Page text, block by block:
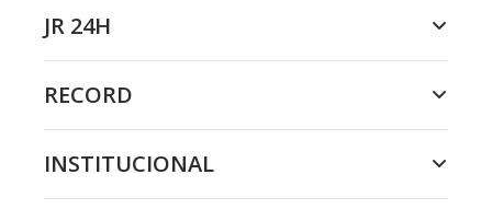
JR 24H
RECORD
INSTITUCIONAL